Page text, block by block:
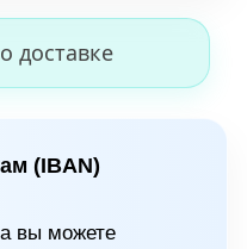
доставке
(IBAN)
вы можете